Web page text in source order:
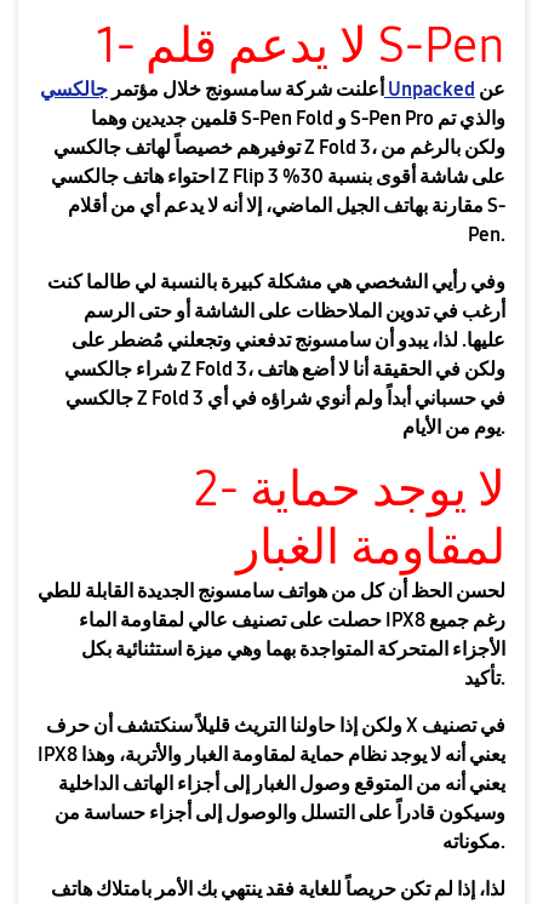
1- لا يدعم قلم S-Pen
أعلنت شركة سامسونج خلال مؤتمر جالكسي Unpacked
قلمين جديدين وهما S-Pen Fold و S-Pen Pro والذي تم
توفيرهم خصيصاً لهاتف جالكسي Z Fold 3، ولكن بالرغم من
احتواء هاتف جالكسي Z Flip 3 على شاشة أقوى بنسبة 30%
مقارنة بهاتف الجيل الماضي، إلا أنه لا يدعم أي من أقلام S-
Pen.
وفي رأيي الشخصي هي مشكلة كبيرة بالنسبة لي طالما كنت
أرغب في تدوين الملاحظات على الشاشة أو حتى الرسم
عليها. لذا، يبدو أن سامسونج تدفعني وتجعلني مُضطر على
شراء جالكسي Z Fold 3، ولكن في الحقيقة أنا لا أضع هاتف
جالكسي Z Fold 3 في حسباني أبداً ولم أنوي شراؤه في أي
يوم من الأيام.
2- لا يوجد حماية
لمقاومة الغبار
لحسن الحظ أن كل من هواتف سامسونج الجديدة القابلة للطي
حصلت على تصنيف عالي لمقاومة الماء IPX8 رغم جميع
الأجزاء المتحركة المتواجدة بهما وهي ميزة استثنائية بكل
تأكيد.
ولكن إذا حاولنا التريث قليلاً سنكتشف أن حرف X في تصنيف
IPX8 يعني أنه لا يوجد نظام حماية لمقاومة الغبار والأتربة، وهذا
يعني أنه من المتوقع وصول الغبار إلى أجزاء الهاتف الداخلية
وسيكون قادراً على التسلل والوصول إلى أجزاء حساسة من
مكوناته.
لذا، إذا لم تكن حريصاً للغاية فقد ينتهي بك الأمر بامتلاك هاتف